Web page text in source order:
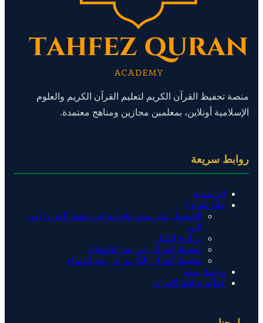
منصة تحفيظ القرآن الكريم لتعليم القرآن الكريم والعلوم
الإسلامية أونلاين، بمعلمين مجازين ومناهج معتمدة.
روابط سريعة
الرئيسية
ماذا نقدم؟
الحصول علي سند واجازة في حفظ القران اون
لاين
برنامج الكبار
تحفيظ القرآن عن بعد للاطفال
تحفيظ القرآن الكريم عن بعد للنساء
تواصل معنا
كفالة حافظ القران